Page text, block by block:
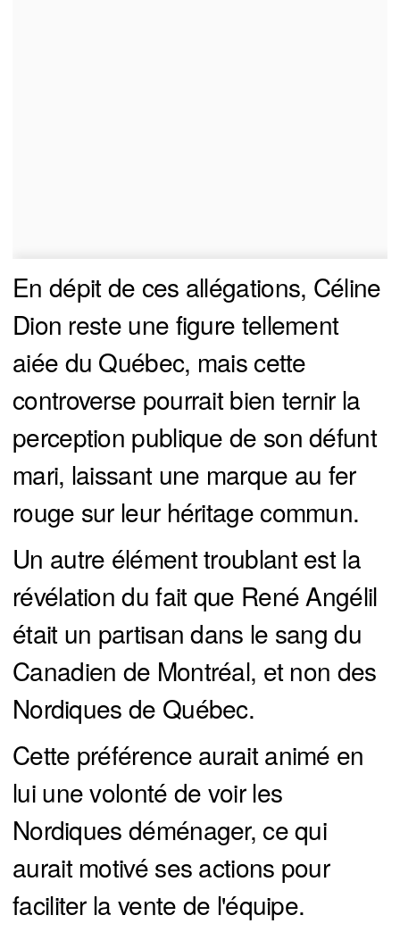
En dépit de ces allégations, Céline
Dion reste une figure tellement
aiée du Québec, mais cette
controverse pourrait bien ternir la
perception publique de son défunt
mari, laissant une marque au fer
rouge sur leur héritage commun.
Un autre élément troublant est la
révélation du fait que René Angélil
était un partisan dans le sang du
Canadien de Montréal, et non des
Nordiques de Québec.
Cette préférence aurait animé en
lui une volonté de voir les
Nordiques déménager, ce qui
aurait motivé ses actions pour
faciliter la vente de l'équipe.